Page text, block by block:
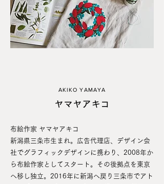
AKIKO YAMAYA
​ヤマヤアキコ
布絵作家 ヤマヤアキコ
新潟県三条市生まれ。広告代理店、デザイン会
社でグラフィックデザインに携わり、2008年か
ら布絵作家としてスタート。その後拠点を東京
へ移し独立。2016年に新潟へ戻り三条市でアト